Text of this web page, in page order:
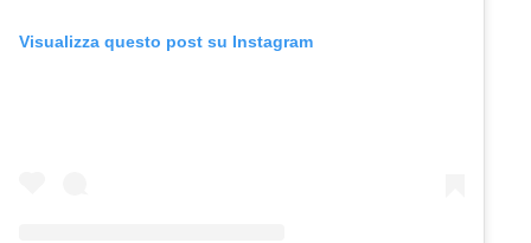
Visualizza questo post su Instagram